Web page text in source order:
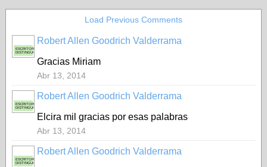
Load Previous Comments
ESCRITOR
DISTINGUIDO
Robert Allen Goodrich Valderrama
Gracias Miriam
Abr 13, 2014
ESCRITOR
DISTINGUIDO
Robert Allen Goodrich Valderrama
Elcira mil gracias por esas palabras
Abr 13, 2014
ESCRITOR
DISTINGUIDO
Robert Allen Goodrich Valderrama